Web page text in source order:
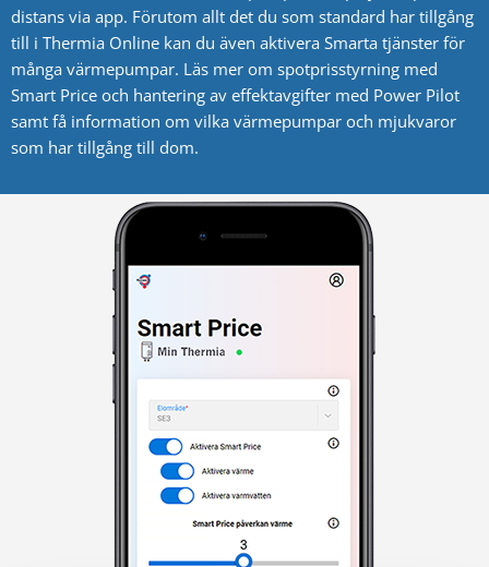
distans via app. Förutom allt det du som standard har tillgång
till i Thermia Online kan du även aktivera Smarta tjänster för
många värmepumpar. Läs mer om spotprisstyrning med
Smart Price och hantering av effektavgifter med Power Pilot
samt få information om vilka värmepumpar och mjukvaror
som har tillgång till dom.